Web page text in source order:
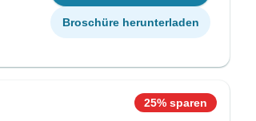
Broschüre herunterladen
25% sparen